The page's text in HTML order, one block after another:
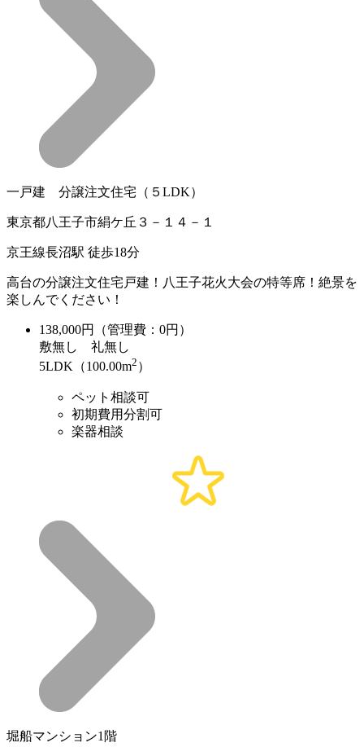
一戸建 分譲注文住宅（５LDK）
東京都八王子市絹ケ丘３－１４－１
京王線長沼駅 徒歩18分
高台の分譲注文住宅戸建！八王子花火大会の特等席！絶景を
楽しんでください！
138,000円（管理費：0円）
敷無し 礼無し
5LDK（100.00m2 ）
ペット相談可
初期費用分割可
楽器相談
堀船マンション1階